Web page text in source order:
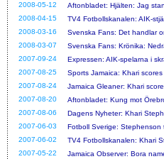
2008-05-12
Aftonbladet: Hjälten: Jag
2008-04-15
TV4 Fotbollskanalen: AIK-
2008-03-16
Svenska Fans: Det handlar
2008-03-07
Svenska Fans: Krönika:
2007-09-24
Expressen: AIK-spelarna i
2007-08-25
Sports Jamaica: Khari scores
2007-08-24
Jamaica Gleaner: Khari
2007-08-20
Aftonbladet: Kung mot
2007-08-06
Dagens Nyheter: Khari
2007-06-03
Fotboll Sverige: Stephenson
2007-06-02
TV4 Fotbollskanalen: Khari
2007-05-22
Jamaica Observer: Bora